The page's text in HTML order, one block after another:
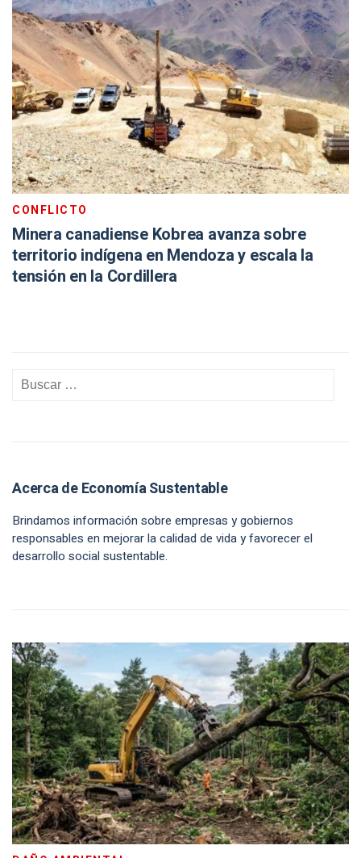
CONFLICTO
Minera canadiense Kobrea avanza sobre
territorio indígena en Mendoza y escala la
tensión en la Cordillera
Acerca de Economía Sustentable
Brindamos información sobre empresas y gobiernos
responsables en mejorar la calidad de vida y favorecer el
desarrollo social sustentable.